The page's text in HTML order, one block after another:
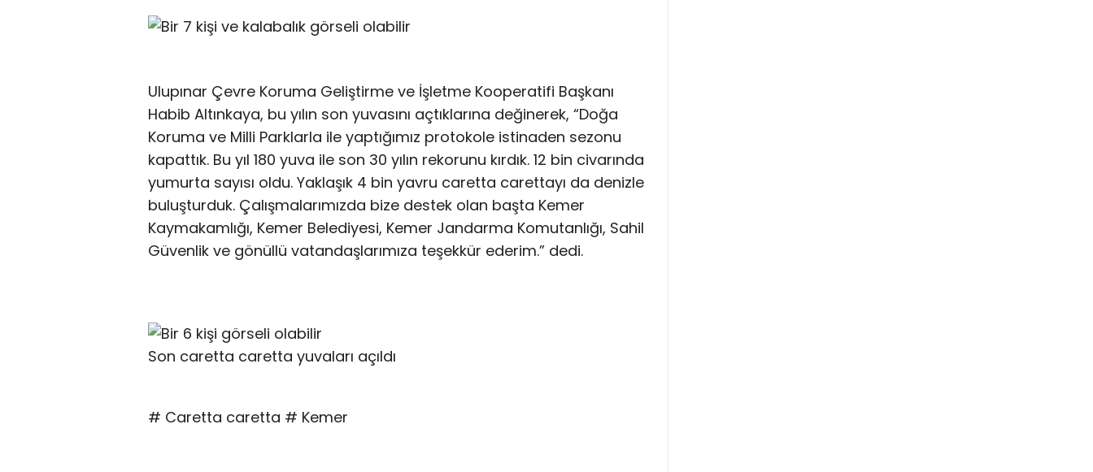
Ulupınar Çevre Koruma Geliştirme ve İşletme Kooperatifi Başkanı
Habib Altınkaya, bu yılın son yuvasını açtıklarına değinerek, “Doğa
Koruma ve Milli Parklarla ile yaptığımız protokole istinaden sezonu
kapattık. Bu yıl 180 yuva ile son 30 yılın rekorunu kırdık. 12 bin civarında
yumurta sayısı oldu. Yaklaşık 4 bin yavru caretta carettayı da denizle
buluşturduk. Çalışmalarımızda bize destek olan başta Kemer
Kaymakamlığı, Kemer Belediyesi, Kemer Jandarma Komutanlığı, Sahil
Güvenlik ve gönüllü vatandaşlarımıza teşekkür ederim.” dedi.
Son caretta caretta yuvaları açıldı
# Caretta caretta # Kemer